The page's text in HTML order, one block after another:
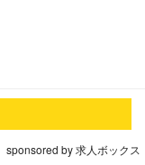
sponsored by 求人ボックス